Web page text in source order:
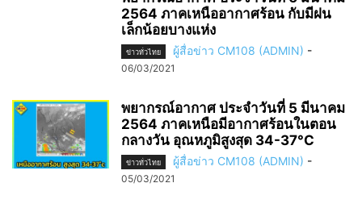
2564 ภาคเหนืออากาศร้อน กับมีฝน
เล็กน้อยบางแห่ง
ข่าวทั่วไทย ผู้สื่อข่าว CM108 (ADMIN) -
06/03/2021
พยากรณ์อากาศ ประจำวันที่ 5 มีนาคม
2564 ภาคเหนือมีอากาศร้อนในตอน
กลางวัน อุณหภูมิสูงสุด 34-37°C
ข่าวทั่วไทย ผู้สื่อข่าว CM108 (ADMIN) -
05/03/2021